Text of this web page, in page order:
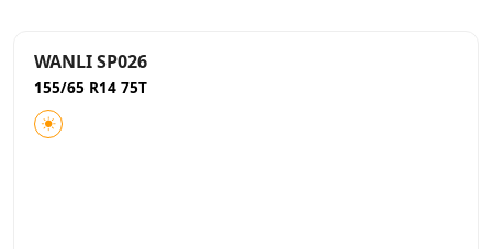
WANLI SP026
155/65 R14 75T